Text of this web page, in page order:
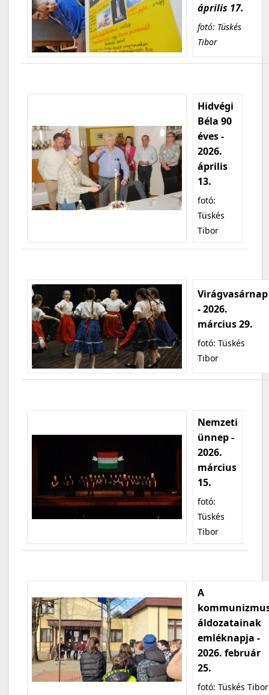
április 17.
fotó: Tüskés
Tibor
Hidvégi
Béla 90
éves -
2026.
április
13.
fotó:
Tüskés
Tibor
Virágvasárnap
- 2026.
március 29.
fotó: Tüskés
Tibor
Nemzeti
ünnep -
2026.
március
15.
fotó:
Tüskés
Tibor
A
áldozatainak
emléknapja -
2026. február
25.
fotó: Tüskés Tibor